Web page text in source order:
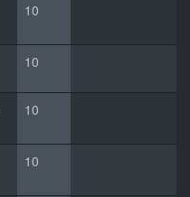
10
10
10
10